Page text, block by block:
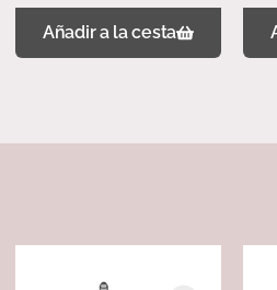
Añadir a la cesta